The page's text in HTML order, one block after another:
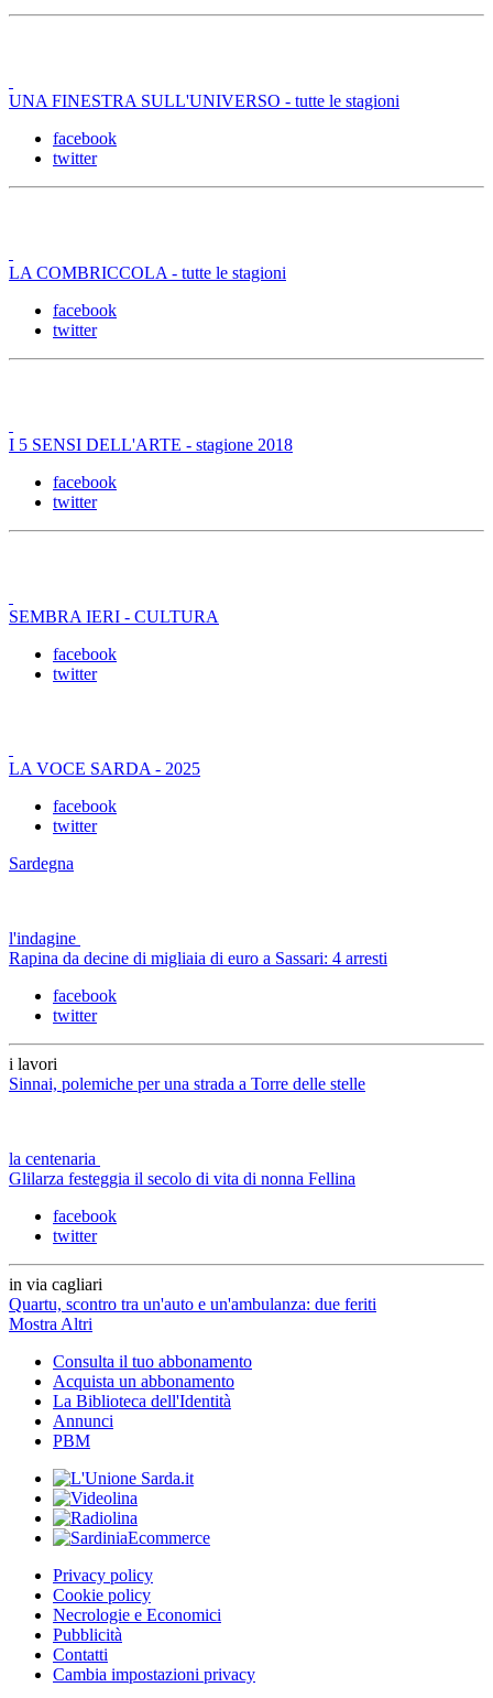
UNA FINESTRA SULL'UNIVERSO - tutte le stagioni
facebook
twitter
LA COMBRICCOLA - tutte le stagioni
facebook
twitter
I 5 SENSI DELL'ARTE - stagione 2018
facebook
twitter
SEMBRA IERI - CULTURA
facebook
twitter
LA VOCE SARDA - 2025
facebook
twitter
Sardegna
l'indagine
Rapina da decine di migliaia di euro a Sassari: 4 arresti
facebook
twitter
i lavori
Sinnai, polemiche per una strada a Torre delle stelle
la centenaria
Glilarza festeggia il secolo di vita di nonna Fellina
facebook
twitter
in via cagliari
Quartu, scontro tra un'auto e un'ambulanza: due feriti
Mostra Altri
Consulta il tuo abbonamento
Acquista un abbonamento
La Biblioteca dell'Identità
Annunci
PBM
Privacy policy
Cookie policy
Necrologie e Economici
Pubblicità
Contatti
Cambia impostazioni privacy